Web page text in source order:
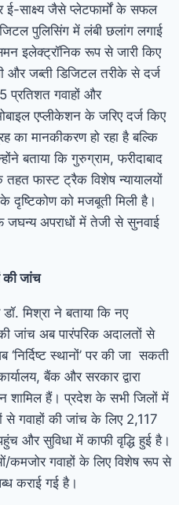
साक्ष्य जैसे प्लेटफार्मों के सफल
पुलिसिंग में लंबी छलांग लगाई
इलेक्ट्रॉनिक रूप से जारी किए
जब्ती डिजिटल तरीके से दर्ज
प्रतिशत गवाहों और
एप्लीकेशन के जरिए दर्ज किए
का मानकीकरण हो रहा है बल्कि
बताया कि गुरुग्राम, फरीदाबाद
फास्ट ट्रैक विशेष न्यायालयों
दृष्टिकोण को मजबूती मिली है।
अपराधों में तेजी से सुनवाई
की जांच
मिश्रा ने बताया कि नए
जांच अब पारंपरिक अदालतों से
स्थानों’ पर की जा सकती
बैंक और सरकार द्वारा
शामिल हैं। प्रदेश के सभी जिलों में
से गवाहों की जांच के लिए 2,117
और सुविधा में काफी वृद्धि हुई है।
कमजोर गवाहों के लिए विशेष रूप से
कराई गई है।